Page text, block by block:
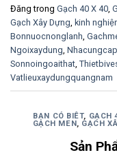
Đăng trong Gạch 40 X 40
Gạch Xây Dựng kinh
Bonnuocnonglanh
Ngoixaydung
Sonnoingoaithat
Vatlieuxaydungquangnam
BẠN CÓ BIÊT, GẠCH
GẠCH MEN
GẠCH
Sản